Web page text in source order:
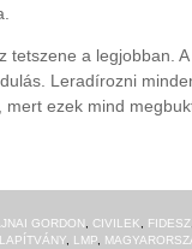
tetszene a legjobban. A
Leradírozni
mert ezek mind
GORDON CIVILEK FIDESZ
LMP